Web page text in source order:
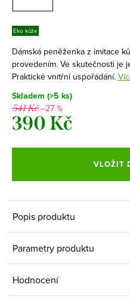
Eko kůže
Dámská peněženka z imitace
provedením. Ve skutečnosti je
Praktické vnitřní uspořádání.
Skladem (>5 ks)
541 Kč–27 %
390 Kč
cena:
VLOŽIT
Popis produktu
Parametry produktu
Hodnocení